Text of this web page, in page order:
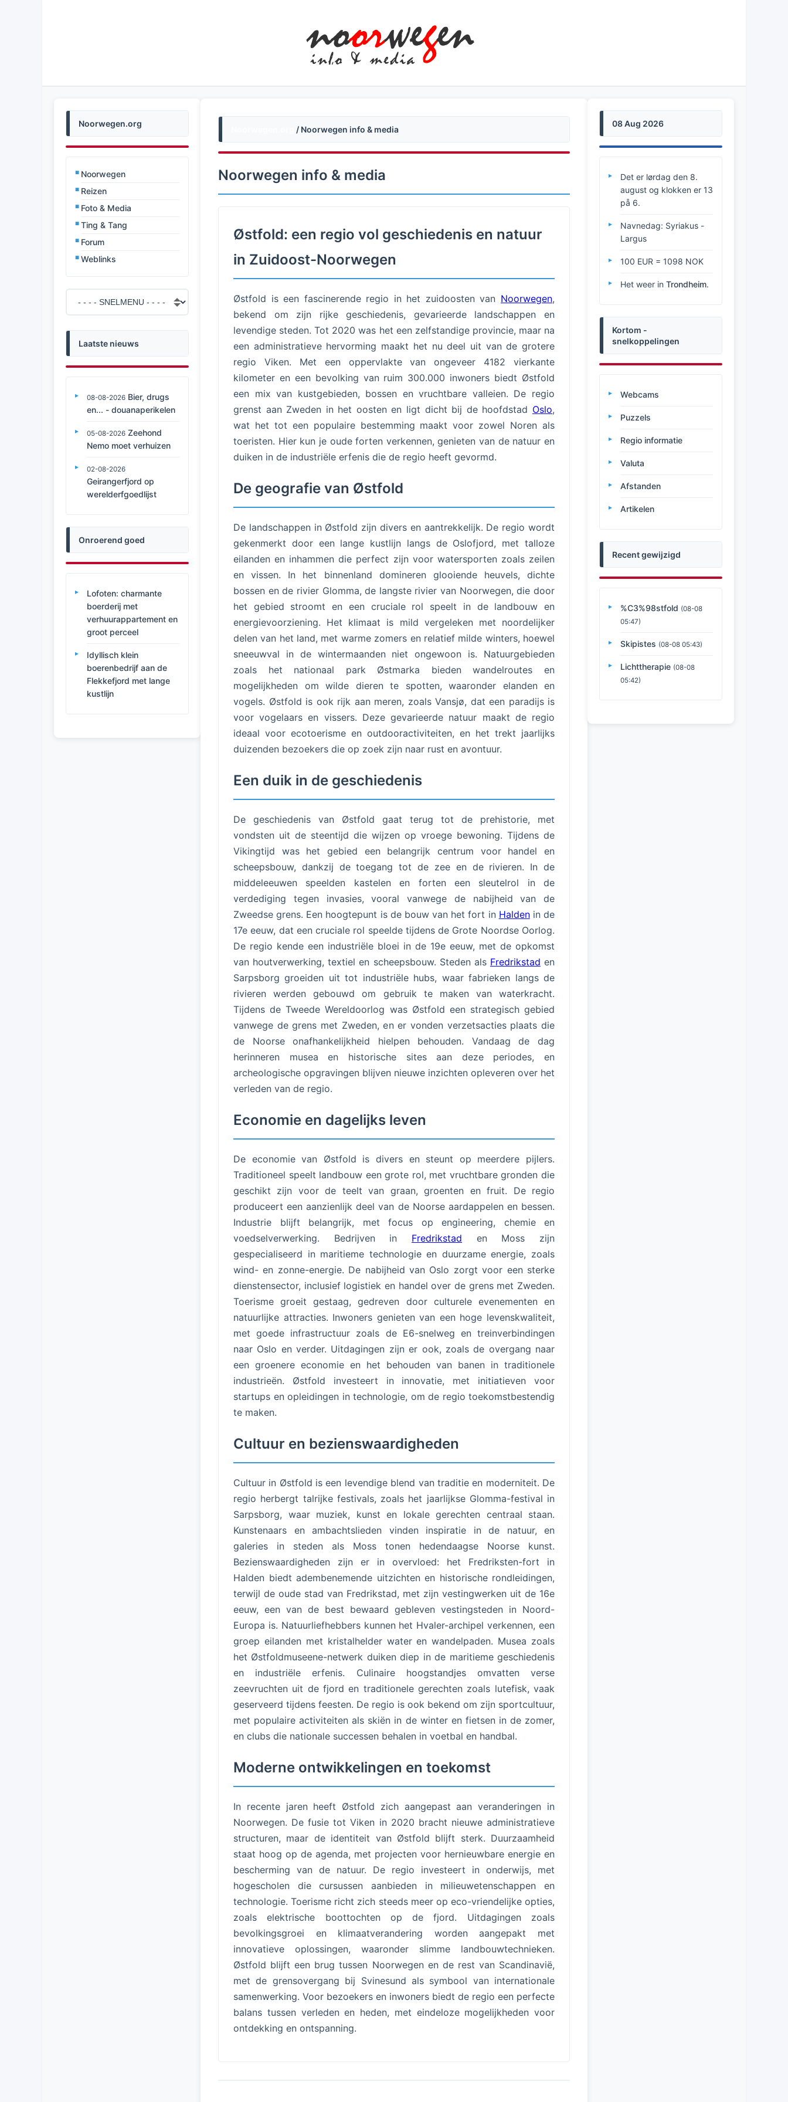
Noorwegen.org
Noorwegen
Reizen
Foto & Media
Ting & Tang
Forum
Weblinks
Laatste nieuws
08-08-2026 Bier, drugs
en... - douanaperikelen
05-08-2026 Zeehond
Nemo moet verhuizen
02-08-2026
Geirangerfjord op
werelderfgoedlijst
Onroerend goed
Lofoten: charmante
boerderij met
verhuurappartement en
groot perceel
Idyllisch klein
boerenbedrijf aan de
Flekkefjord met lange
kustlijn
/ Noorwegen info & media
Noorwegen info & media
Østfold: een regio vol geschiedenis en natuur
in Zuidoost-Noorwegen
Østfold is een fascinerende regio in het zuidoosten van Noorwegen,
bekend om zijn rijke geschiedenis, gevarieerde landschappen en
levendige steden. Tot 2020 was het een zelfstandige provincie, maar na
een administratieve hervorming maakt het nu deel uit van de grotere
regio Viken. Met een oppervlakte van ongeveer 4182 vierkante
kilometer en een bevolking van ruim 300.000 inwoners biedt Østfold
een mix van kustgebieden, bossen en vruchtbare valleien. De regio
grenst aan Zweden in het oosten en ligt dicht bij de hoofdstad Oslo,
wat het tot een populaire bestemming maakt voor zowel Noren als
toeristen. Hier kun je oude forten verkennen, genieten van de natuur en
duiken in de industriële erfenis die de regio heeft gevormd.
De geografie van Østfold
De landschappen in Østfold zijn divers en aantrekkelijk. De regio wordt
gekenmerkt door een lange kustlijn langs de Oslofjord, met talloze
eilanden en inhammen die perfect zijn voor watersporten zoals zeilen
en vissen. In het binnenland domineren glooiende heuvels, dichte
bossen en de rivier Glomma, de langste rivier van Noorwegen, die door
het gebied stroomt en een cruciale rol speelt in de landbouw en
energievoorziening. Het klimaat is mild vergeleken met noordelijker
delen van het land, met warme zomers en relatief milde winters, hoewel
sneeuwval in de wintermaanden niet ongewoon is. Natuurgebieden
zoals het nationaal park Østmarka bieden wandelroutes en
mogelijkheden om wilde dieren te spotten, waaronder elanden en
vogels. Østfold is ook rijk aan meren, zoals Vansjø, dat een paradijs is
voor vogelaars en vissers. Deze gevarieerde natuur maakt de regio
ideaal voor ecotoerisme en outdooractiviteiten, en het trekt jaarlijks
duizenden bezoekers die op zoek zijn naar rust en avontuur.
Een duik in de geschiedenis
De geschiedenis van Østfold gaat terug tot de prehistorie, met
vondsten uit de steentijd die wijzen op vroege bewoning. Tijdens de
Vikingtijd was het gebied een belangrijk centrum voor handel en
scheepsbouw, dankzij de toegang tot de zee en de rivieren. In de
middeleeuwen speelden kastelen en forten een sleutelrol in de
verdediging tegen invasies, vooral vanwege de nabijheid van de
Zweedse grens. Een hoogtepunt is de bouw van het fort in Haldenin de
17e eeuw, dat een cruciale rol speelde tijdens de Grote Noordse Oorlog.
De regio kende een industriële bloei in de 19e eeuw, met de opkomst
van houtverwerking, textiel en scheepsbouw. Steden als Fredrikstad en
Sarpsborg groeiden uit tot industriële hubs, waar fabrieken langs de
rivieren werden gebouwd om gebruik te maken van waterkracht.
Tijdens de Tweede Wereldoorlog was Østfold een strategisch gebied
vanwege de grens met Zweden, en er vonden verzetsacties plaats die
de Noorse onafhankelijkheid hielpen behouden. Vandaag de dag
herinneren musea en historische sites aan deze periodes, en
archeologische opgravingen blijven nieuwe inzichten opleveren over het
verleden van de regio.
Economie en dagelijks leven
De economie van Østfold is divers en steunt op meerdere pijlers.
Traditioneel speelt landbouw een grote rol, met vruchtbare gronden die
geschikt zijn voor de teelt van graan, groenten en fruit. De regio
produceert een aanzienlijk deel van de Noorse aardappelen en bessen.
Industrie blijft belangrijk, met focus op engineering, chemie en
voedselverwerking. Bedrijven in Fredrikstad en Moss zijn
gespecialiseerd in maritieme technologie en duurzame energie, zoals
wind- en zonne-energie. De nabijheid van Oslo zorgt voor een sterke
dienstensector, inclusief logistiek en handel over de grens met Zweden.
Toerisme groeit gestaag, gedreven door culturele evenementen en
natuurlijke attracties. Inwoners genieten van een hoge levenskwaliteit,
met goede infrastructuur zoals de E6-snelweg en treinverbindingen
naar Oslo en verder. Uitdagingen zijn er ook, zoals de overgang naar
een groenere economie en het behouden van banen in traditionele
industrieën. Østfold investeert in innovatie, met initiatieven voor
startups en opleidingen in technologie, om de regio toekomstbestendig
te maken.
Cultuur en bezienswaardigheden
Cultuur in Østfold is een levendige blend van traditie en moderniteit. De
regio herbergt talrijke festivals, zoals het jaarlijkse Glomma-festival in
Sarpsborg, waar muziek, kunst en lokale gerechten centraal staan.
Kunstenaars en ambachtslieden vinden inspiratie in de natuur, en
galeries in steden als Moss tonen hedendaagse Noorse kunst.
Bezienswaardigheden zijn er in overvloed: het Fredriksten-fort in
Halden biedt adembenemende uitzichten en historische rondleidingen,
terwijl de oude stad van Fredrikstad, met zijn vestingwerken uit de 16e
eeuw, een van de best bewaard gebleven vestingsteden in Noord-
Europa is. Natuurliefhebbers kunnen het Hvaler-archipel verkennen, een
groep eilanden met kristalhelder water en wandelpaden. Musea zoals
het Østfoldmuseene-netwerk duiken diep in de maritieme geschiedenis
en industriële erfenis. Culinaire hoogstandjes omvatten verse
zeevruchten uit de fjord en traditionele gerechten zoals lutefisk, vaak
geserveerd tijdens feesten. De regio is ook bekend om zijn sportcultuur,
met populaire activiteiten als skiën in de winter en fietsen in de zomer,
en clubs die nationale successen behalen in voetbal en handbal.
Moderne ontwikkelingen en toekomst
In recente jaren heeft Østfold zich aangepast aan veranderingen in
Noorwegen. De fusie tot Viken in 2020 bracht nieuwe administratieve
structuren, maar de identiteit van Østfold blijft sterk. Duurzaamheid
staat hoog op de agenda, met projecten voor hernieuwbare energie en
bescherming van de natuur. De regio investeert in onderwijs, met
hogescholen die cursussen aanbieden in milieuwetenschappen en
technologie. Toerisme richt zich steeds meer op eco-vriendelijke opties,
zoals elektrische boottochten op de fjord. Uitdagingen zoals
bevolkingsgroei en klimaatverandering worden aangepakt met
innovatieve oplossingen, waaronder slimme landbouwtechnieken.
Østfold blijft een brug tussen Noorwegen en de rest van Scandinavië,
met de grensovergang bij Svinesund als symbool van internationale
samenwerking. Voor bezoekers en inwoners biedt de regio een perfecte
balans tussen verleden en heden, met eindeloze mogelijkheden voor
ontdekking en ontspanning.
08 Aug 2026
Det er lørdag den 8.
august og klokken er 13
på 6.
Navnedag: Syriakus -
Largus
100 EUR = 1098 NOK
Het weer in Trondheim.
Kortom -
snelkoppelingen
Webcams
Puzzels
Regio informatie
Valuta
Afstanden
Artikelen
Recent gewijzigd
%C3%98stfold (08-08
05:47)
Skipistes (08-08 05:43)
Lichttherapie (08-08
05:42)